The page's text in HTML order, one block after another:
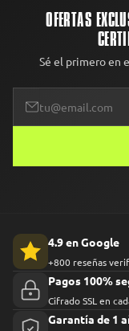
OFERTAS
Sé el primero en
4.9 en Google
+800 reseñas
Pagos 100%
Cifrado SSL en
Garantía de 1